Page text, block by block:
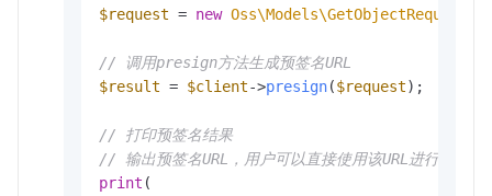
$request = new Oss\Models\GetObjectRequest
// 调用presign方法生成预签名URL
$result = $client->presign($request);
// 打印预签名结果
// 输出预签名URL，用户可以直接使用该URL进行下载操
print (